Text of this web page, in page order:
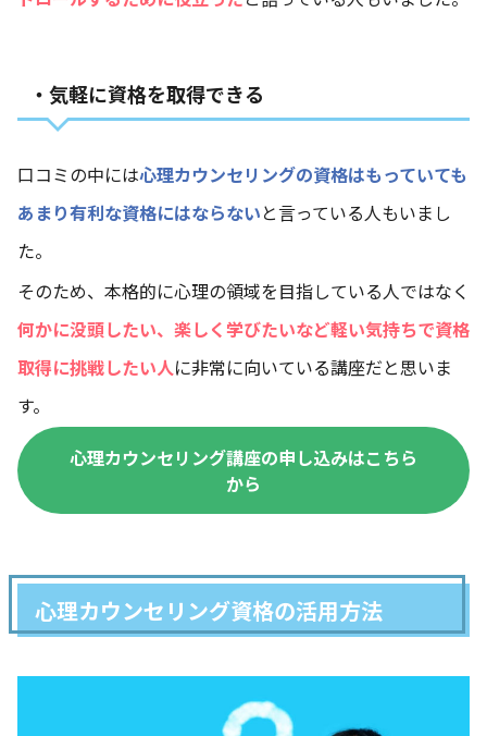
・気軽に資格を取得できる
口コミの中には心理カウンセリングの資格はもっていても
あまり有利な資格にはならないと言っている人もいまし
た。
そのため、本格的に心理の領域を目指している人ではなく
何かに没頭したい、楽しく学びたいなど軽い気持ちで資格
取得に挑戦したい人に非常に向いている講座だと思いま
す。
心理カウンセリング講座の申し込みはこちら
から
心理カウンセリング資格の活用方法